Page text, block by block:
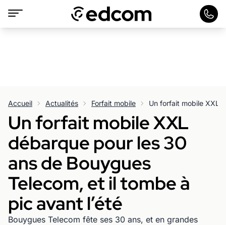
Accueil Actualités Forfait mobile
Un forfait mobile XXL
débarque pour les 30
ans de Bouygues
Telecom, et il tombe à
pic avant l’été
Bouygues Telecom fête ses 30 ans, et en grandes